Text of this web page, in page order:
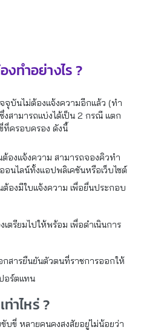
ทําอย่างไร ?
บันไม่ต้องแจ้งความอีกแล้ว (ทำ
สามารถแบ่งได้เป็น 2 กรณี แตก
ที่ครอบครอง ดังนี้
ต้องแจ้งความ สามารถจองคิวทำ
นไลน์ทั้งแอปพลิเคชันหรือเว็บไซต์
ต้องมีใบแจ้งความ เพื่อยื่นประกอบ
ตรียมไปให้พร้อม เพื่อดำเนินการ
กสารยืนยันตัวตนที่ราชการออกให้
อร์ตแทน
าไหร่ ?
ขับขี่ หลายคนคงสงสัยอยู่ไม่น้อยว่า